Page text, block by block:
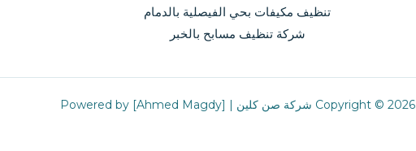
تنظيف مكيفات بحي الفيصلية بالدمام
شركة تنظيف مسابح بالخبر
Copyright © 2026 شركة صن كلين | Powered by [Ahmed Magdy]